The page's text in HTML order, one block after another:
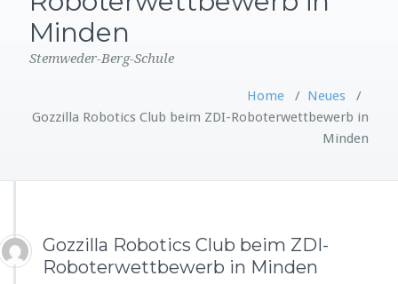
Minden
Stemweder-Berg-Schule
Home / Neues /
Gozzilla Robotics Club beim ZDI-Roboterwettbewerb in
Minden
Gozzilla Robotics Club beim ZDI-
Roboterwettbewerb in Minden